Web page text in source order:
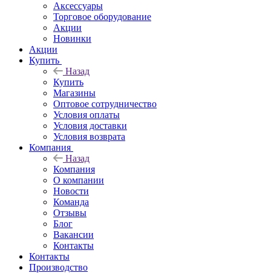
Аксессуары
Торговое оборудование
Акции
Новинки
Акции
Купить
Назад
Купить
Магазины
Оптовое сотрудничество
Условия оплаты
Условия доставки
Условия возврата
Компания
Назад
Компания
О компании
Новости
Команда
Отзывы
Блог
Вакансии
Контакты
Контакты
Производство